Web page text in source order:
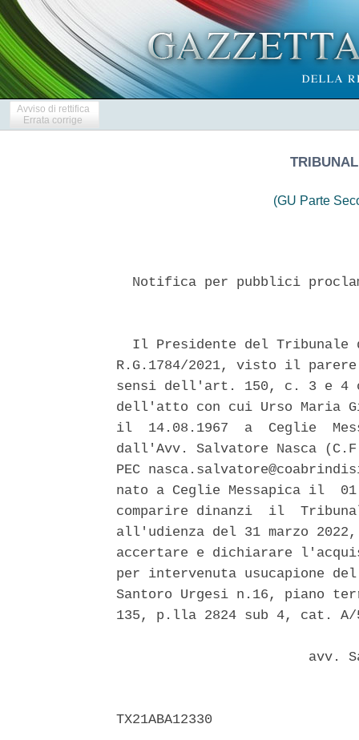
Avviso di rettifica
Errata corrige
(GU Parte
Notifica per pubblici
Il Presidente del Tribunale
R.G.1784/2021, visto il
sensi dell'art. 150, c. 3 e 4
dell'atto con cui Urso Maria
il  14.08.1967  a  Ceglie
dall'Avv. Salvatore Nasca (C.F.
PEC
nato a Ceglie Messapica il
comparire dinanzi  il
all'udienza del 31 marzo
accertare e dichiarare
per intervenuta usucapione
Santoro Urgesi n.16, piano
135, p.lla 2824 sub 4, cat.
avv.